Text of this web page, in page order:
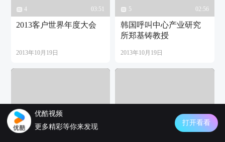
4 03:51
2013客户世界年度大会
2013年10月19日
5 02:56
韩国呼叫中心产业研究
所郑基铸教授
2013年10月19日
10
致可爱的客服 CC-CMM
04:10
2012"金耳唛杯"中国最佳
优酷视频
更多精彩等你来发现
打开看看